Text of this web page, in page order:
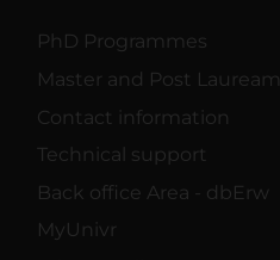
PhD Programmes
Master and Post Lauream
Contact information
Technical support
Back office Area - dbErw
MyUnivr